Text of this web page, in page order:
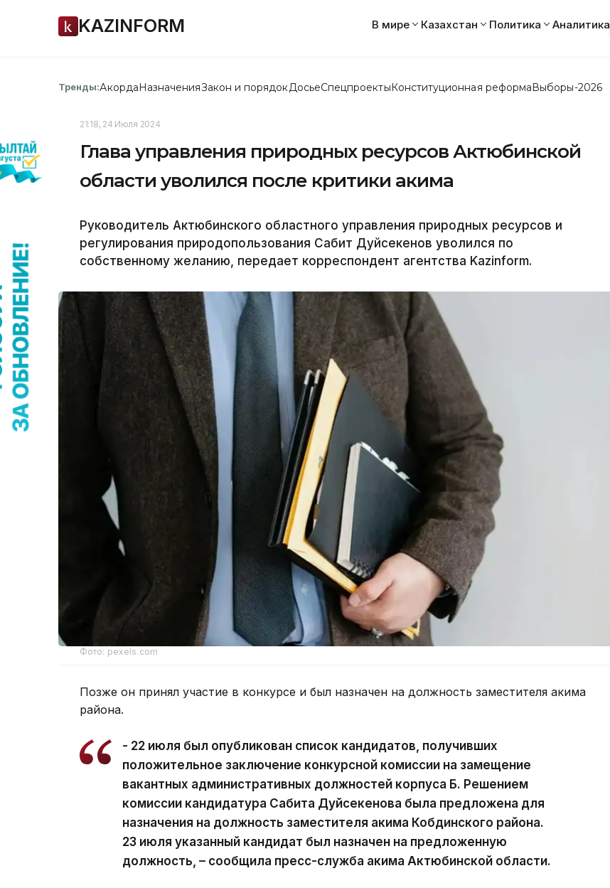
KAZINFORM В мире Казахстан Политика Аналитика
Тренды:АкордаНазначенияЗакон и порядок ДосьеСпецпроектыКонституционная реформаВыборы-2026
21:18, 24 Июля 2024
Глава управления природных ресурсов Актюбинской
области уволился после критики акима
Руководитель Актюбинского областного управления природных ресурсов и
регулирования природопользования Сабит Дуйсекенов уволился по
собственному желанию, передает корреспондент агентства Kazinform.
Фото: pexels.com
Позже он принял участие в конкурсе и был назначен на должность заместителя акима
района.
- 22 июля был опубликован список кандидатов, получивших
положительное заключение конкурсной комиссии на замещение
вакантных административных должностей корпуса Б. Решением
комиссии кандидатура Сабита Дуйсекенова была предложена для
назначения на должность заместителя акима Кобдинского района.
23 июля указанный кандидат был назначен на предложенную
должность, – сообщила пресс-служба акима Актюбинской области.